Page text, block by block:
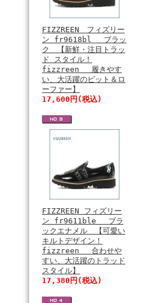
FIZZREEN フィズリー
ン fr9618bl ブラッ
ク 【新鮮・注目トラッ
ド スタイル！
fizzreen 履きやす
い、大活躍のビット＆ロ
ーファー】
17,600円(税込)
FIZZREEN フィズリー
ン fr9611ble ブラ
ックエナメル 【可愛い
キルトデザイン！
fizzreen 合わせや
すい、大活躍のトラッド
スタイル】
17,380円(税込)